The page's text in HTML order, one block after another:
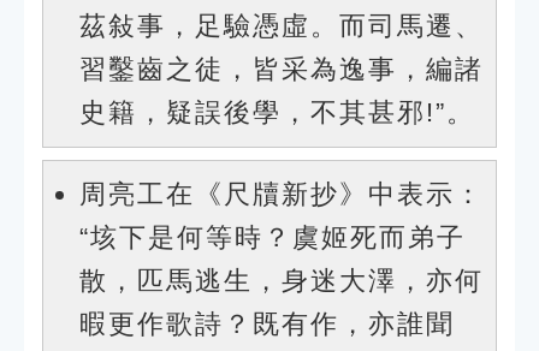
茲敍事，足驗憑虛。而司馬遷、
習鑿齒之徒，皆采為逸事，編諸
史籍，疑誤後學，不其甚邪!”。
周亮工在《尺牘新抄》中表示：
“垓下是何等時？虞姬死而弟子
散，匹馬逃生，身迷大澤，亦何
暇更作歌詩？既有作，亦誰聞